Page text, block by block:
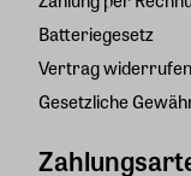
Batteriegesetz
Vertrag widerrufen
Gesetzliche